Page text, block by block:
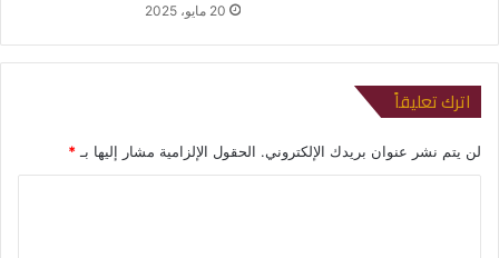
20 مايو، 2025
اترك تعليقاً
لن يتم نشر عنوان بريدك الإلكتروني. الحقول الإلزامية مشار إليها بـ*